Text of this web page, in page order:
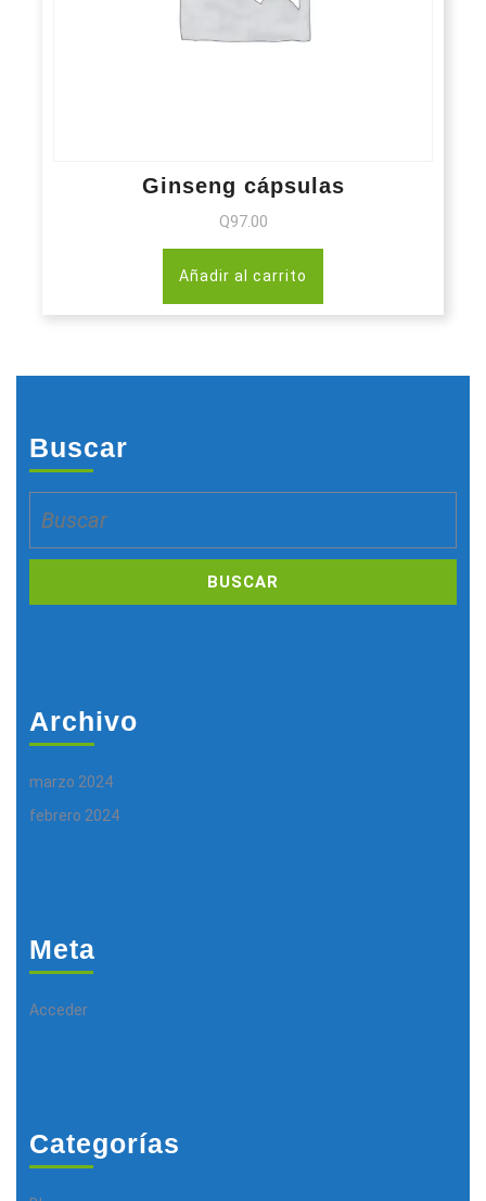
Ginseng cápsulas
Q97.00
Añadir al carrito
Buscar
Archivo
marzo 2024
febrero 2024
Meta
Acceder
Categorías